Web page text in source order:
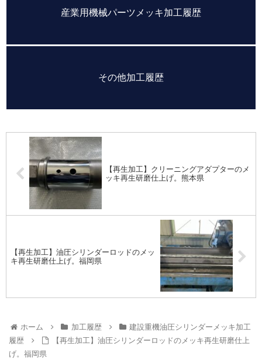
産業用機械パーツメッキ加工履歴
その他加工履歴
【再生加工】クリーニングアダプターのメ
ッキ再生研磨仕上げ。熊本県
【再生加工】油圧シリンダーロッドのメッ
キ再生研磨仕上げ。福岡県
ホーム 加工履歴
建設重機油圧シリンダーメッキ加工
履歴
【再生加工】油圧シリンダーロッドのメッキ再生研磨仕上
げ。福岡県